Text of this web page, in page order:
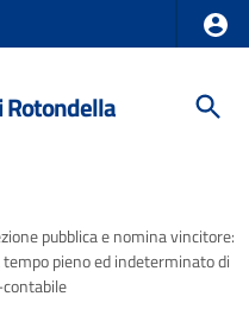
Rotondella
pubblica e nomina vincitore:
pieno ed indeterminato di